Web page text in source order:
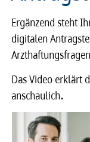
Ergänzend steht
digitalen
Das Video erklärt
anschaulich.